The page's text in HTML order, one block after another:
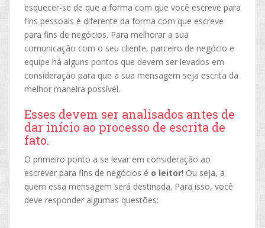
esquecer-se de que a forma com que você escreve para
fins pessoais é diferente da forma com que escreve
para fins de negócios. Para melhorar a sua
comunicação com o seu cliente, parceiro de negócio e
equipe há alguns pontos que devem ser levados em
consideração para que a sua mensagem seja escrita da
melhor maneira possível.
Esses devem ser analisados antes de
dar início ao processo de escrita de
fato.
O primeiro ponto a se levar em consideração ao
escrever para fins de negócios é o leitor! Ou seja, a
quem essa mensagem será destinada. Para isso, você
deve responder algumas questões: